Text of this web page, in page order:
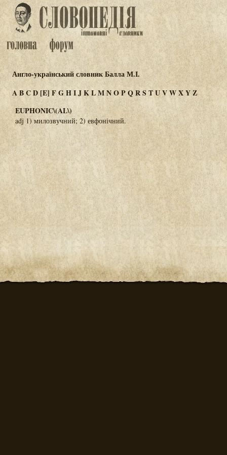
Англо-український словник Балла М.І.
ABCD[E] FGHIJKLMNOPQRSTUVWXYZ
EUPHONIC\(AL\)
adj 1) милозвучний; 2) евфонічний.